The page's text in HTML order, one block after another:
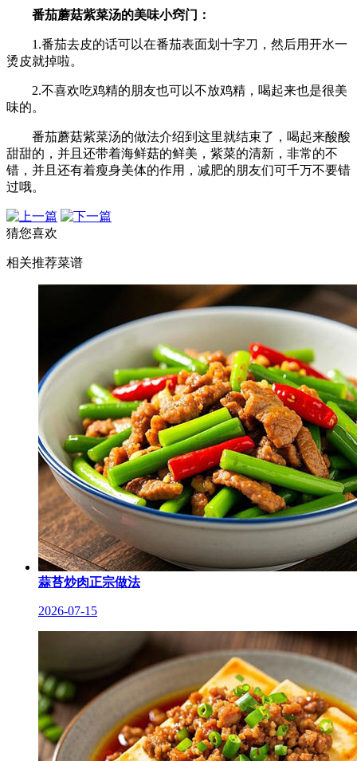
番茄蘑菇紫菜汤的美味小窍门：
1.番茄去皮的话可以在番茄表面划十字刀，然后用开水一
烫皮就掉啦。
2.不喜欢吃鸡精的朋友也可以不放鸡精，喝起来也是很美
味的。
番茄蘑菇紫菜汤的做法介绍到这里就结束了，喝起来酸酸
甜甜的，并且还带着海鲜菇的鲜美，紫菜的清新，非常的不
错，并且还有着瘦身美体的作用，减肥的朋友们可千万不要错
过哦。
猜您喜欢
相关推荐菜谱
蒜苔炒肉正宗做法
2026-07-15